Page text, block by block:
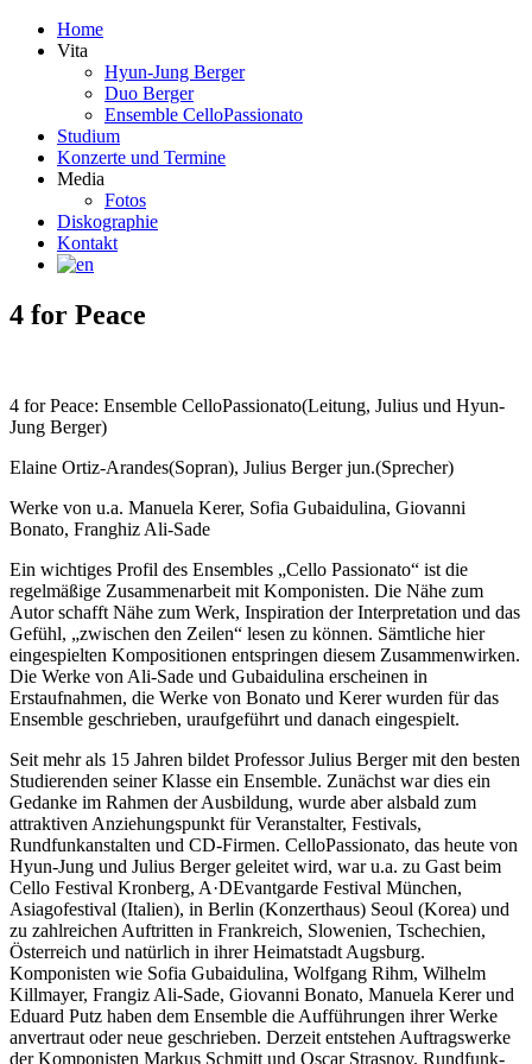
Home
Vita
Hyun-Jung Berger
Duo Berger
Ensemble CelloPassionato
Studium
Konzerte und Termine
Media
Fotos
Diskographie
Kontakt
4 for Peace
4 for Peace: Ensemble CelloPassionato(Leitung, Julius und Hyun-
Jung Berger)
Elaine Ortiz-Arandes(Sopran), Julius Berger jun.(Sprecher)
Werke von u.a. Manuela Kerer, Sofia Gubaidulina, Giovanni
Bonato, Franghiz Ali-Sade
Ein wichtiges Profil des Ensembles „Cello Passionato“ ist die
regelmäßige Zusammenarbeit mit Komponisten. Die Nähe zum
Autor schafft Nähe zum Werk, Inspiration der Interpretation und das
Gefühl, „zwischen den Zeilen“ lesen zu können. Sämtliche hier
eingespielten Kompositionen entspringen diesem Zusammenwirken.
Die Werke von Ali-Sade und Gubaidulina erscheinen in
Erstaufnahmen, die Werke von Bonato und Kerer wurden für das
Ensemble geschrieben, uraufgeführt und danach eingespielt.
Seit mehr als 15 Jahren bildet Professor Julius Berger mit den besten
Studierenden seiner Klasse ein Ensemble. Zunächst war dies ein
Gedanke im Rahmen der Ausbildung, wurde aber alsbald zum
attraktiven Anziehungspunkt für Veranstalter, Festivals,
Rundfunkanstalten und CD-Firmen. CelloPassionato, das heute von
Hyun-Jung und Julius Berger geleitet wird, war u.a. zu Gast beim
Cello Festival Kronberg, A·DEvantgarde Festival München,
Asiagofestival (Italien), in Berlin (Konzerthaus) Seoul (Korea) und
zu zahlreichen Auftritten in Frankreich, Slowenien, Tschechien,
Österreich und natürlich in ihrer Heimatstadt Augsburg.
Komponisten wie Sofia Gubaidulina, Wolfgang Rihm, Wilhelm
Killmayer, Frangiz Ali-Sade, Giovanni Bonato, Manuela Kerer und
Eduard Putz haben dem Ensemble die Aufführungen ihrer Werke
anvertraut oder neue geschrieben. Derzeit entstehen Auftragswerke
der Komponisten Markus Schmitt und Oscar Strasnoy. Rundfunk-